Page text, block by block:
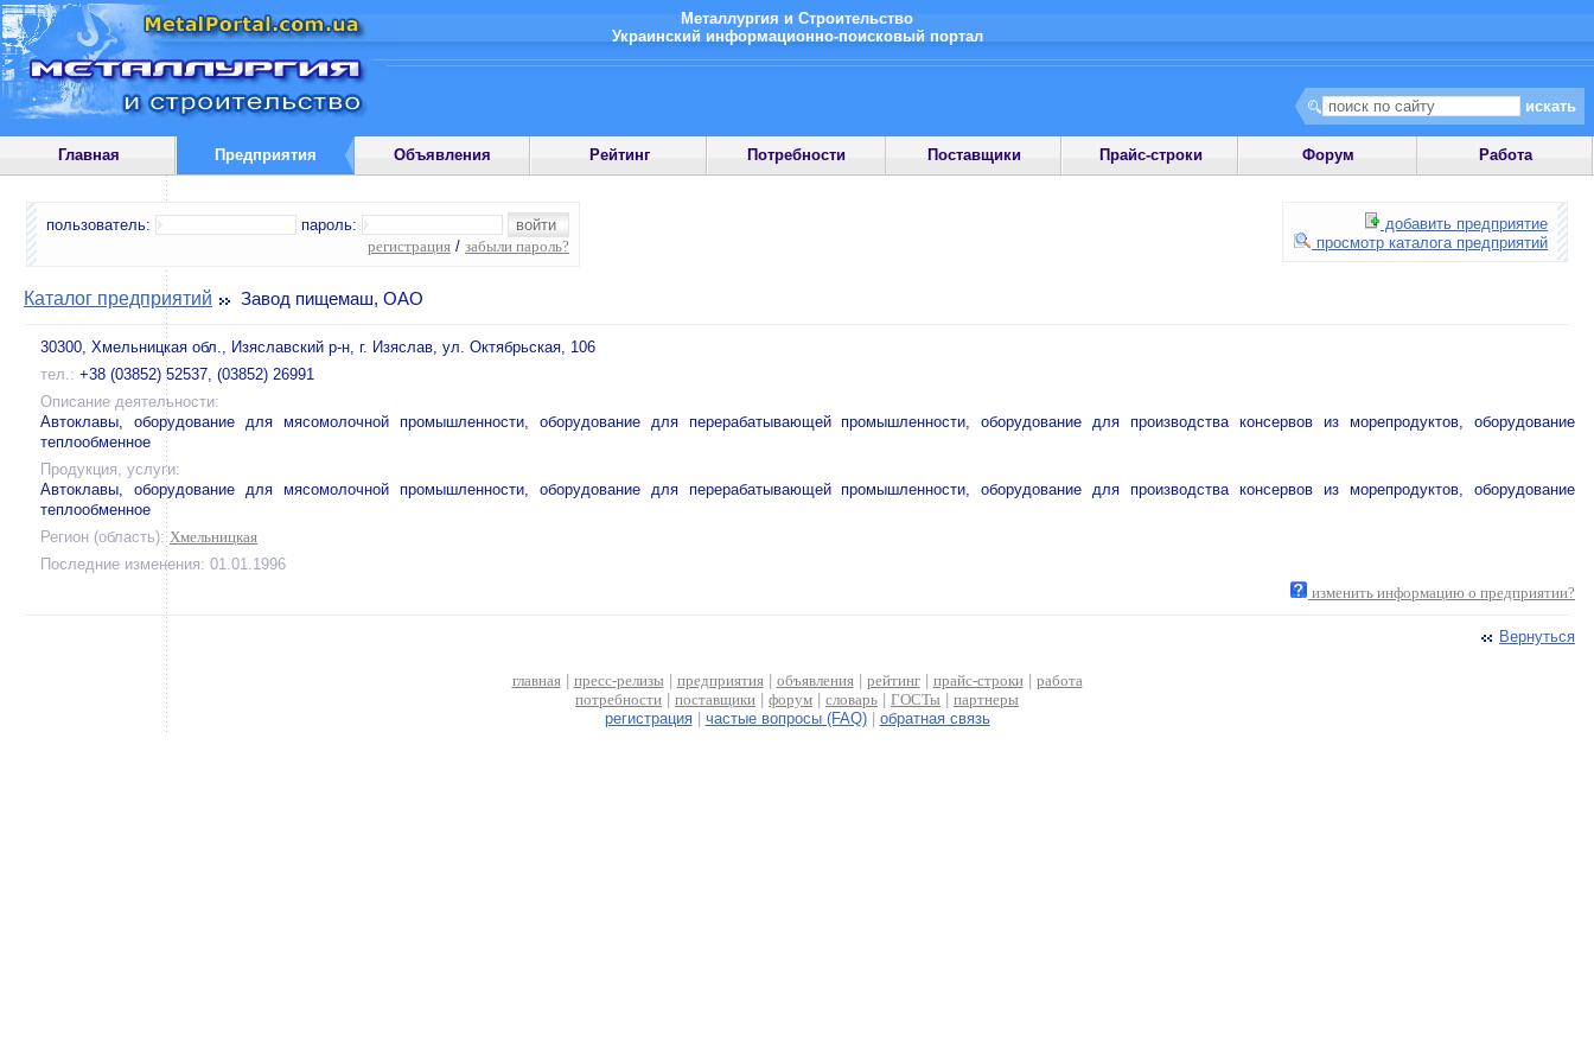
Металлургия и Строительство
Украинский информационно-поисковый портал
Главная Предприятия Объявления Рейтинг Потребности Поставщики Прайс-строки Форум Работа
пользователь:
пароль:
регистрация / забыли пароль?
добавить предприятие
просмотр каталога предприятий
Каталог предприятий Завод пищемаш, ОАО
30300, Хмельницкая обл., Изяславский р-н, г. Изяслав, ул. Октябрьская, 106
тел.: +38 (03852) 52537, (03852) 26991
Описание деятельности:
Автоклавы, оборудование для мясомолочной промышленности, оборудование для перерабатывающей промышленности, оборудование для производства консервов из морепродуктов, оборудование
теплообменное
Продукция, услуги:
Автоклавы, оборудование для мясомолочной промышленности, оборудование для перерабатывающей промышленности, оборудование для производства консервов из морепродуктов, оборудование
теплообменное
Регион (область): Хмельницкая
Последние изменения: 01.01.1996
изменить информацию о предприятии?
Вернуться
главная| пресс-релизы предприятия| объявления| рейтинг| прайс-строки| работа
потребности
поставщики форум словарь ГОСТы
партнеры
регистрация| частые вопросы (FAQ)| обратная связь